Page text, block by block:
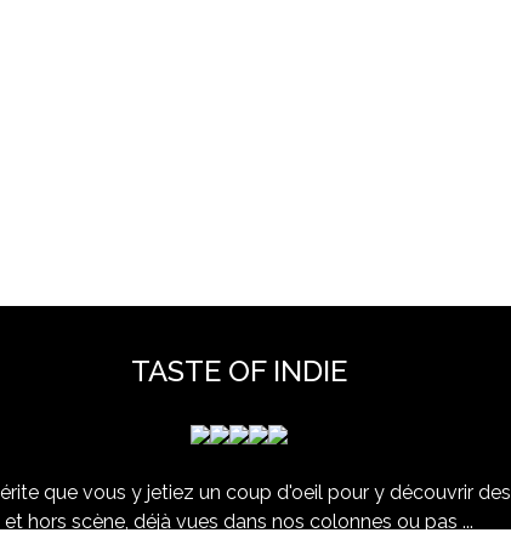
TASTE OF INDIE
que vous y jetiez un coup d'oeil pour y découvrir
et hors scène, déjà vues dans nos colonnes ou pas ...